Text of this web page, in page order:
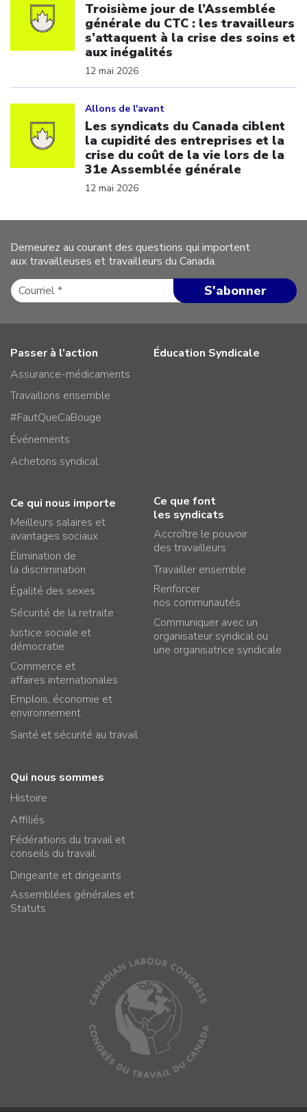
Troisième jour de l’Assemblée
générale du CTC : les travailleurs
s’attaquent à la crise des soins et
aux inégalités
12 mai 2026
Allons de l'avant
Les syndicats du Canada ciblent
la cupidité des entreprises et la
crise du coût de la vie lors de la
31e Assemblée générale
12 mai 2026
Demeurez au courant des questions qui importent
aux travailleuses et travailleurs du Canada.
Passer à l’action
Assurance-médicaments
Travaillons ensemble
#FautQueCaBouge
Événements
Achetons syndical
Éducation Syndicale
Ce qui nous importe
Meilleurs salaires et
avantages sociaux
Élimination de
la discrimination
Égalité des sexes
Sécurité de la retraite
Justice sociale et
démocratie
Commerce et
affaires internationales
Emplois, économie et
environnement
Santé et sécurité au travail
Ce que font
les syndicats
Accroître le pouvoir
des travailleurs
Travailler ensemble
Renforcer
nos communautés
Communiquer avec un
organisateur syndical ou
une organisatrice syndicale
Qui nous sommes
Histoire
Affiliés
Fédérations du travail et
conseils du travail
Dirigeante et dirigeants
Assemblées générales et
Statuts